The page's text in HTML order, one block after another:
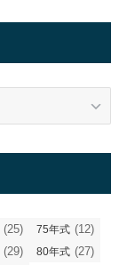
(25) 75年式 (12)
(29) 80年式 (27)